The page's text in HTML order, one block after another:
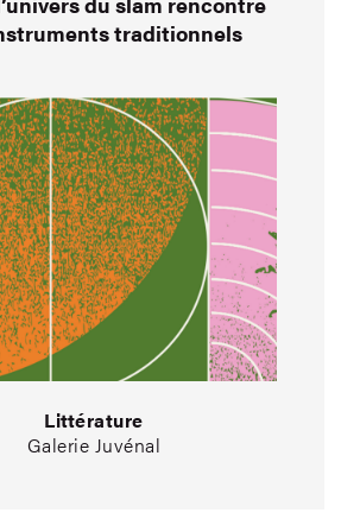
traditionnels
Littérature
Galerie Juvénal